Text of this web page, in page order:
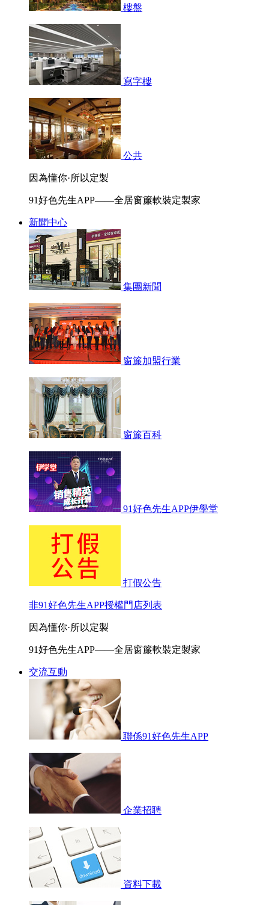
樓盤
寫字樓
公共
因為懂你·所以定製
91好色先生APP——全居窗簾軟裝定製家
新聞中心
集團新聞
窗簾加盟行業
窗簾百科
91好色先生APP伊學堂
打假公告
非91好色先生APP授權門店列表
因為懂你·所以定製
91好色先生APP——全居窗簾軟裝定製家
交流互動
聯係91好色先生APP
企業招聘
資料下載